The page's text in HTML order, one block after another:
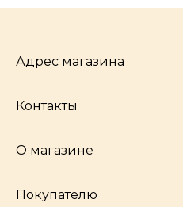
Адрес магазина
Челябинск,
Контакты
pocherkartshop@mail.ru
hello@pocherkartshop.ru
О магазине
Наши истории
Покупателю